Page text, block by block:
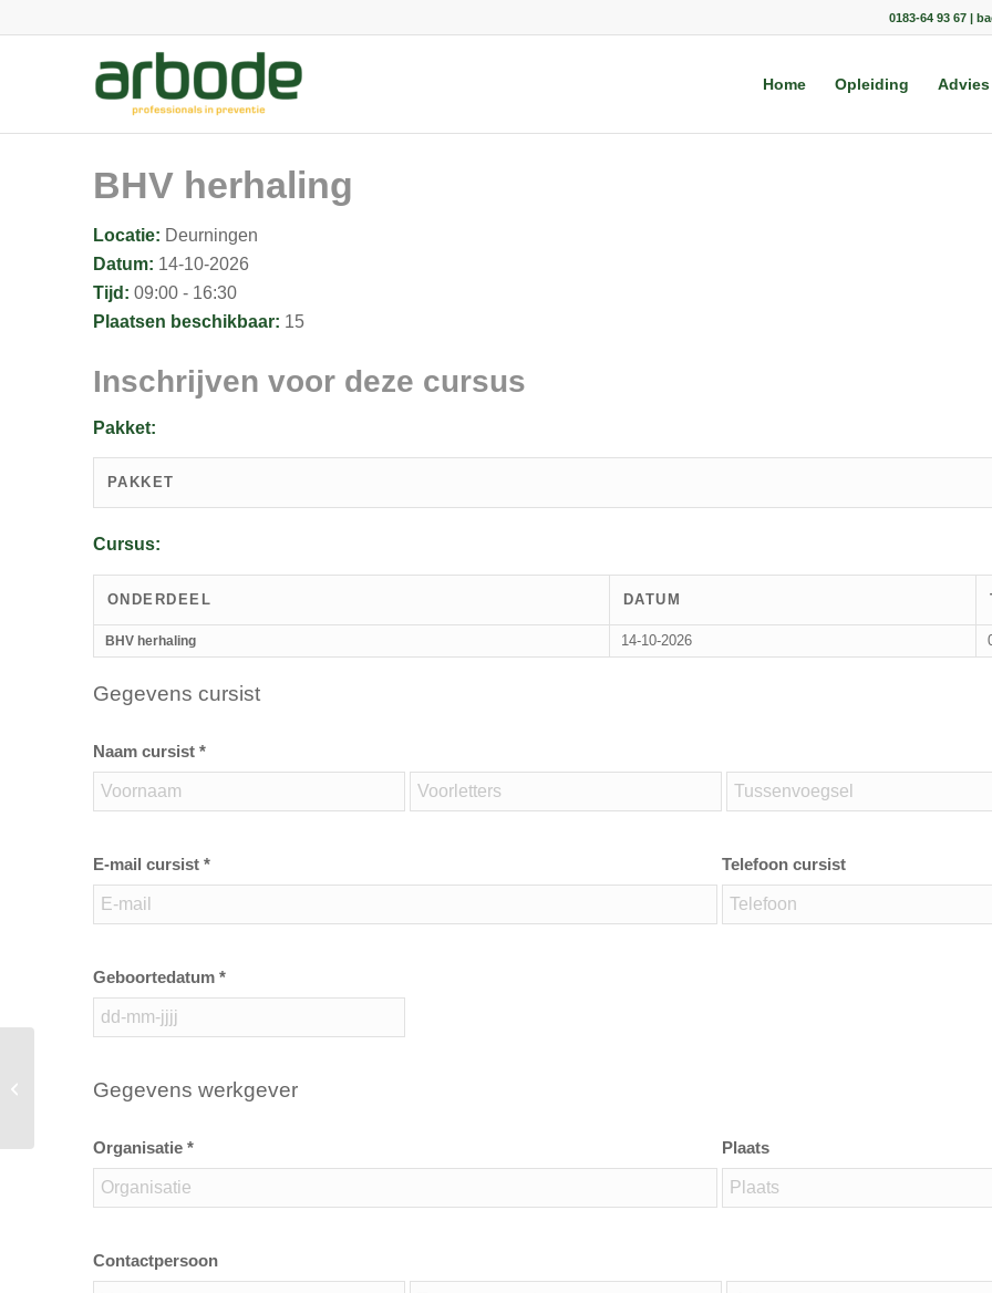
0183-64 93 67 |
Home Opleiding Advies
BHV herhaling
Locatie: Deurningen
Datum: 14-10-2026
Tijd: 09:00 - 16:30
Plaatsen beschikbaar: 15
Inschrijven voor deze cursus
Pakket:
PAKKET
Cursus:
ONDERDEEL DATUM
BHV herhaling 14-10-2026
Gegevens cursist
Naam cursist *
E-mail cursist * Telefoon cursist
Geboortedatum *
Gegevens werkgever
Organisatie * Plaats
Contactpersoon
(diverse talen)